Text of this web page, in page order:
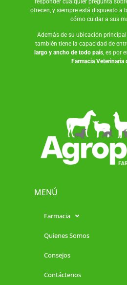
ofrecen, y siempre está dispuesto a
cómo cuidar a sus
Además de su ubicación
también tiene la capacidad de
largo y ancho de todo país, es por
Farmacia Veterinaria
MENÚ
Farmacia
Quienes Somos
Consejos
Contáctenos